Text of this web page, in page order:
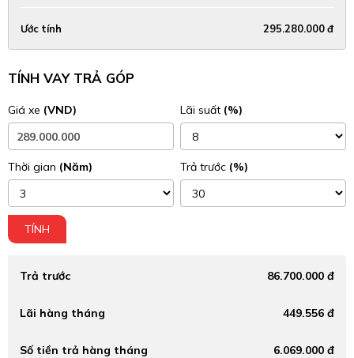
Ước tính 295.280.000 đ
TÍNH VAY TRẢ GÓP
Giá xe (VND) Lãi suất (%)
Thời gian (Năm) Trả trước (%)
TÍNH
Trả trước 86.700.000 đ
Lãi hàng tháng 449.556 đ
Số tiền trả hàng tháng 6.069.000 đ